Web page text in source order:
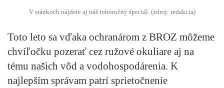
V stánkoch nájdete aj náš tohoročný špeciál. (zdroj: redakcia)
Toto leto sa vďaka ochranárom z BROZ môžeme
chvíľočku pozerať cez ružové okuliare aj na
tému našich vôd a vodohospodárenia. K
najlepším správam patrí sprietočnenie